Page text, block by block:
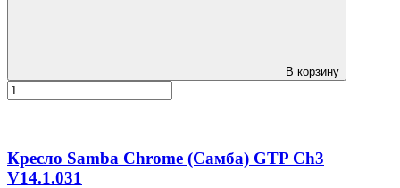
В корзину
Кресло Samba Chrome (Самба) GTP Ch3
V14.1.031